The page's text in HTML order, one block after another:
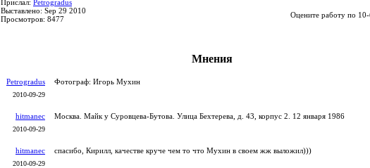
Прислал: Petrogradus
Выставлено: Sep 29 2010
Просмотров: 8477
Оцените работу по 10-
Мнения
Petrogradus
2010-09-29
Фотограф: Игорь Мухин
hitmanec
2010-09-29
Москва. Майк у Суровцева-Бутова. Улица Бехтерева, д. 43, корпус 2. 12 января 1986
hitmanec
2010-09-29
спасибо, Кирилл, качестве круче чем то что Мухин в своем жж выложил)))